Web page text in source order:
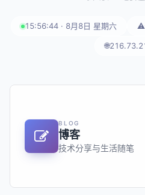
15:56:44 · 8月8日 星期六 ⚠️
🌐
BLOG
博客
技术分享与生活随笔